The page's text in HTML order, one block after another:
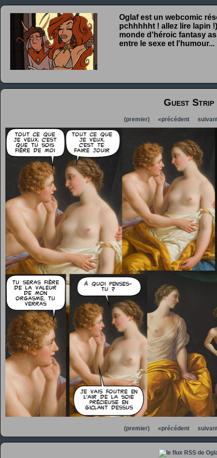
Oglaf est un webcomic
pchhhhht ! allez lire lapin
monde d'héroic fantasy
entre le sexe et l'humour...
Guest Strip
(premier) «précédent
(premier) «précédent